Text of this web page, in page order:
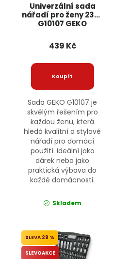
Univerzální sada
nářadí pro ženy 23ks
G10107 GEKO
439 Kč
Sada GEKO G10107 je
skvělým řešením pro
každou ženu, která
hledá kvalitní a stylové
nářadí pro domácí
použití. Ideální jako
dárek nebo jako
praktická výbava do
každé domácnosti.
Skladem
29 %
SLEVOAKCE